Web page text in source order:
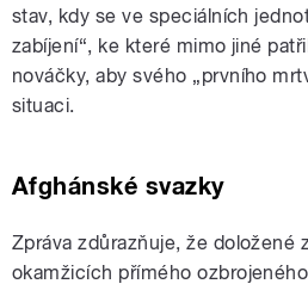
stav, kdy se ve speciálních
zabíjení“, ke které mimo jiné
nováčky, aby svého „prvního
situaci.
Afghánské svazky
Zpráva zdůrazňuje, že doložené
okamžicích přímého